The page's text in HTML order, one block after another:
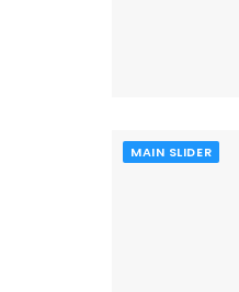
MAIN SLIDER